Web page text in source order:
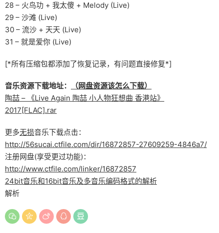
28 – 火鸟功 + 我太傻 + Melody (Live)
29 – 沙滩 (Live)
30 – 流沙 + 天天 (Live)
31 – 就是爱你 (Live)
[*所有压缩包都添加了恢复记录，有问题直接修复*]
音乐资源下载地址：
（网盘资源该怎么下载）
陶喆 – 《Live Again 陶喆 小人物狂想曲 香港站》
2017[FLAC].rar
更多无损音乐下载点击：
http://56sucai.ctfile.com/dir/16872857-27609259-4846a7/
注册网盘(享受更过功能)：
http://www.ctfile.com/linker/16872857
24bit音乐和16bit音乐及多音乐编码格式的解析
解析